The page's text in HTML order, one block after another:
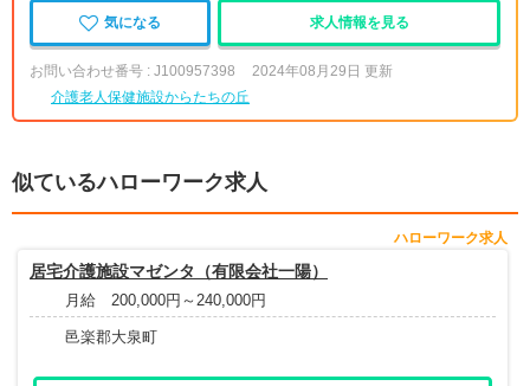
気になる 求人情報を見る
お問い合わせ番号 : J100957398
2024年08月29日 更新
介護老人保健施設からたちの丘
似ているハローワーク求人
ハローワーク求人
居宅介護施設マゼンタ（有限会社一陽）
月給 200,000円～240,000円
邑楽郡大泉町